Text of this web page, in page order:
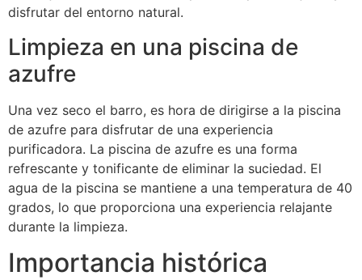
disfrutar del entorno natural.
Limpieza en una piscina de
azufre
Una vez seco el barro, es hora de dirigirse a la piscina
de azufre para disfrutar de una experiencia
purificadora. La piscina de azufre es una forma
refrescante y tonificante de eliminar la suciedad. El
agua de la piscina se mantiene a una temperatura de 40
grados, lo que proporciona una experiencia relajante
durante la limpieza.
Importancia histórica